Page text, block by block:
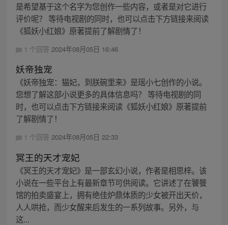
是希望基于这个名字为您创作一些内容，或者是对它进行
评价呢？ 等待电视剧的同时，也可以点击下方链接来阅读
《狐妖小红娘》原著提前了解剧情了！
1 个回答 2024年08月05日 16:46
妖帝独宠
《妖帝独宠：猫妃，到朕碗里来》是瑶小七创作的小说。
您想了解这部小说更多的具体信息吗？ 等待电视剧的同
时，也可以点击下方链接来阅读《狐妖小红娘》原著提前
了解剧情了！
1 个回答 2024年08月05日 22:33
冥王的天才宠妃
《冥王的天才宠妃》是一部玄幻小说，作者是相思梓。该
小说在一些平台上有最新章节可供阅读。它讲述了在饕餮
馆的拍卖盛宴上，拥有绝佳炉鼎体质的少女被开出天价，
人人哄抢，而少女醒来后发生的一系列故事。另外，与
这...